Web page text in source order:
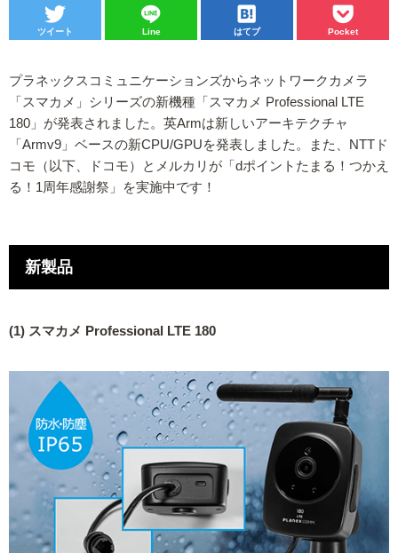
ツイート Line はてブ Pocket
プラネックスコミュニケーションズからネットワークカメラ
「スマカメ」シリーズの新機種「スマカメ Professional LTE
180」が発表されました。英Armは新しいアーキテクチャ
「Armv9」ベースの新CPU/GPUを発表しました。また、NTTド
コモ（以下、ドコモ）とメルカリが「dポイントたまる！つかえ
る！1周年感謝祭」を実施中です！
新製品
(1) スマカメ Professional LTE 180